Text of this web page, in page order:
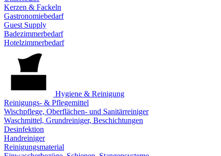
Kerzen & Fackeln
Gastronomiebedarf
Guest Supply
Badezimmerbedarf
Hotelzimmerbedarf
Hygiene & Reinigung
Reinigungs- & Pflegemittel
Wischpflege, Oberflächen- und Sanitärreiniger
Waschmittel, Grundreiniger, Beschichtungen
Desinfektion
Handreiniger
Reinigungsmaterial